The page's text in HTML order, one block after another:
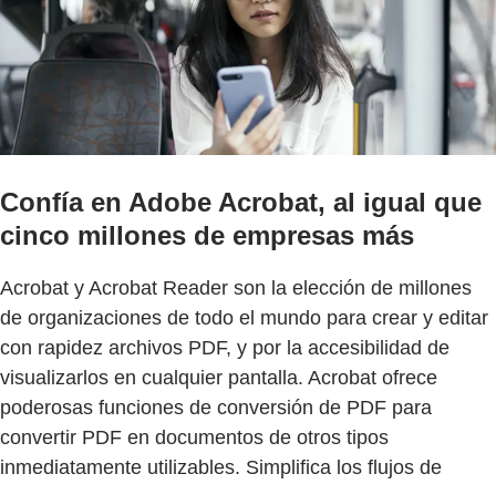
Confía en Adobe Acrobat, al igual que
cinco millones de empresas más
Acrobat y Acrobat Reader son la elección de millones
de organizaciones de todo el mundo para crear y editar
con rapidez archivos PDF, y por la accesibilidad de
visualizarlos en cualquier pantalla. Acrobat ofrece
poderosas funciones de conversión de PDF para
convertir PDF en documentos de otros tipos
inmediatamente utilizables. Simplifica los flujos de